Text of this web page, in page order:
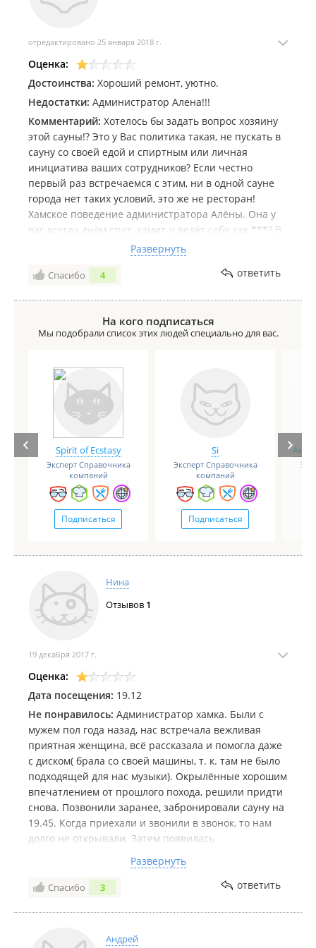
отредактировано 25 января 2018 г.
Оценка:
Достоинства: Хороший ремонт, уютно.
Недостатки: Администратор Алена!!!
Комментарий: Хотелось бы задать вопрос хозяину
этой сауны!? Это у Вас политика такая, не пускать в
сауну со своей едой и спиртным или личная
инициатива ваших сотрудников? Если честно
первый раз встречаемся с этим, ни в одной сауне
города нет таких условий, это же не ресторан!
Хамское поведение администратора Алёны. Она у
вас всегда днём спит, хамит и ведёт себя как ***? В
вашу сауну точно пока не ногой, пока
администратора не смените!!! Жаль что такую
уютную сауну портит такой администратор!
Развернуть
Спасибо 4 ответить
На кого подписаться
Мы подобрали список этих людей специально для вас.
Spirit of Ecstasy
Эксперт Справочника
компаний
Подписаться
Si
Эксперт Справочника
компаний
Подписаться
Нина
Отзывов 1
19 декабря 2017 г.
Оценка:
Дата посещения: 19.12
Не понравилось: Администратор хамка. Были с
мужем пол года назад, нас встречала вежливая
приятная женщина, всё рассказала и помогла даже
с диском( брала со своей машины, т. к. там не было
подходящей для нас музыки). Окрылённые хорошим
впечатлением от прошлого похода, решили придти
снова. Позвонили заранее, забронировали сауну на
19.45. Когда приехали и звонили в звонок, то нам
долго не открывали. Затем появилась
в грубой форме объяснила что со своим нельзя,
надо заказывать только у них, но видя что мы
приехали). Перед выходом заставила собрать
Развернуть
Спасибо 3 ответить
Андрей